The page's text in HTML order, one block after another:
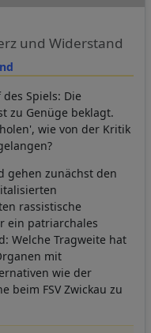
und Widerstand
Spiels: Die
zu Genüge beklagt.
wie von der Kritik
gehen zunächst den
rassistische
ein patriarchales
Welche Tragweite hat
mit
wie der
beim FSV Zwickau zu